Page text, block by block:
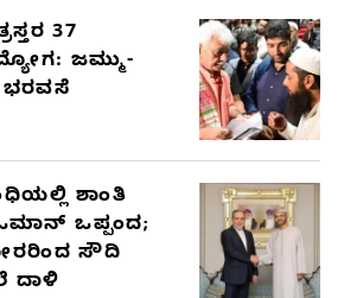
37
ಜಮ್ಮು-
ಭರವಸೆ
ಶಾಂತಿ
ಒಪ್ಪಂದ;
ಸೌದಿ
ದಾಳಿ